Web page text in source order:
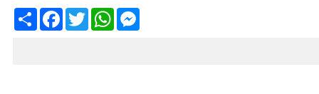
Share FacebookTwitterWhatsApp